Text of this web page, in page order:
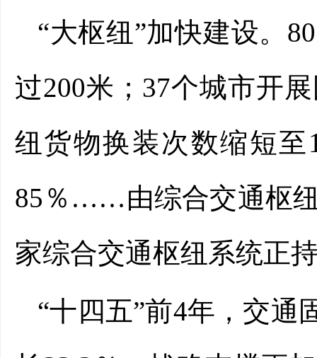
“大枢纽”加快建设。
过200米；37个城市开
纽货物换装次数缩短
85％……由综合交通枢
家综合交通枢纽系统正
“十四五”前4年，交通